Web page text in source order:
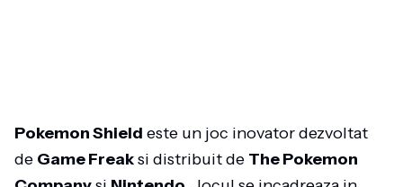
Pokemon Shield este un joc inovator dezvoltat
de Game Freaksi distribuit de The Pokemon